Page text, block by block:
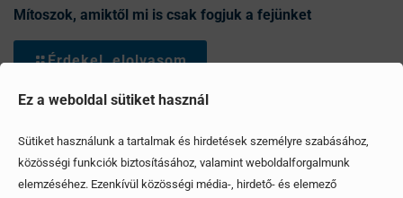
Ez a weboldal sütiket használ
Sütiket használunk a tartalmak és hirdetések személyre szabásához,
közösségi funkciók biztosításához, valamint weboldalforgalmunk
elemzéséhez. Ezenkívül közösségi média-, hirdető- és elemező
Mítoszok, amiktől mi is csak fogjuk a fejünket
Érdekel, elolvasom